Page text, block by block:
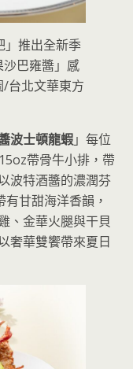
」推出全新季
巴雍醬」感
台北文華東方
波士頓龍蝦」每位
帶骨牛小排，帶
波特酒醬的濃潤芬
甘甜海洋香韻，
、金華火腿與干貝
奢華雙饗帶來夏日